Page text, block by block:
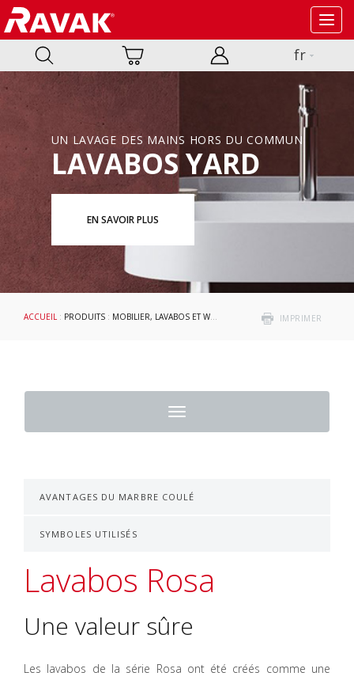
fr
UN LAVAGE DES MAINS HORS DU COMMUN
LAVABOS YARD
EN SAVOIR PLUS
IMPRIMER
ACCUEIL : PRODUITS : MOBILIER, LAVABOS ET WC : : ROSA
Toggle
navigation
AVANTAGES DU MARBRE COULÉ
SYMBOLES UTILISÉS
Lavabos Rosa
Une valeur sûre
Les lavabos de la série Rosa ont été créés comme une